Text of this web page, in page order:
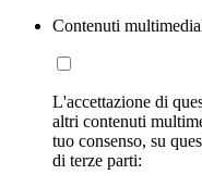
Contenuti
L'accettazione di
altri contenuti
tuo consenso, su
di terze parti: